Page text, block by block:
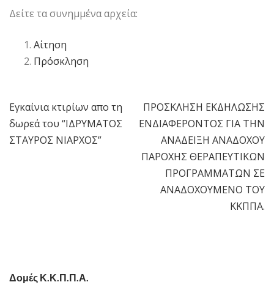
Δείτε τα συνημμένα αρχεία:
Αίτηση
Πρόσκληση
Πλοήγηση
άρθρων
Εγκαίνια κτιρίων απο τη
δωρεά του “ΙΔΡΥΜΑΤΟΣ
ΣΤΑΥΡΟΣ ΝΙΑΡΧΟΣ”
ΠΡΟΣΚΛΗΣΗ ΕΚΔΗΛΩΣΗΣ
ΕΝΔΙΑΦΕΡΟΝΤΟΣ ΓΙΑ ΤΗΝ
ΑΝΑΔΕΙΞΗ ΑΝΑΔΟΧΟΥ
ΠΑΡΟΧΗΣ ΘΕΡΑΠΕΥΤΙΚΩΝ
ΠΡΟΓΡΑΜΜΑΤΩΝ ΣΕ
ΑΝΑΔΟΧΟΥΜΕΝΟ ΤΟΥ
ΚΚΠΠΑ.
Δομές Κ.Κ.Π.Π.Α.